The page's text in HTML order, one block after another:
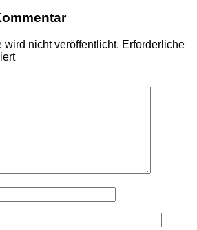
wird nicht veröffentlicht. Erforderliche